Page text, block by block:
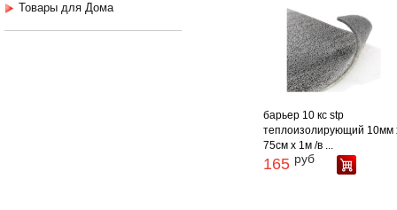
Товары для Дома
барьер 10 кс stp
теплоизолирующий 10мм
75см х 1м /в ...
165 руб